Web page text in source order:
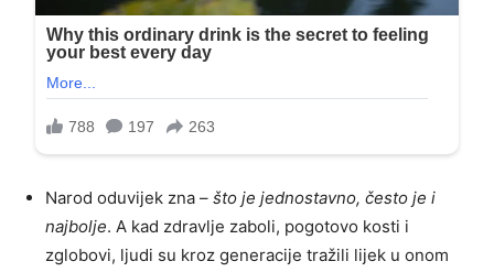
Narod oduvijek zna – što je jednostavno, često je i
najbolje. A kad zdravlje zaboli, pogotovo kosti i
zglobovi, ljudi su kroz generacije tražili lijek u onom